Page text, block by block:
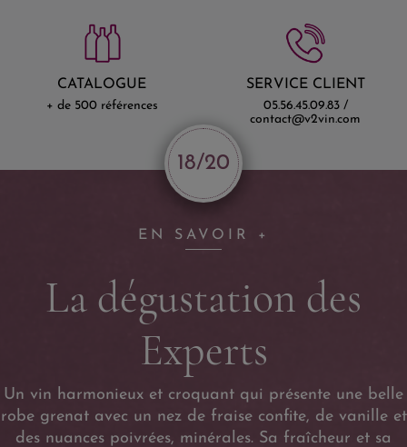
CATALOGUE
+ de 500 références
SERVICE CLIENT
05.56.45.09.83 /
contact@v2vin.com
18/20
EN SAVOIR +
La dégustation des
Experts
Un vin harmonieux et croquant qui présente une belle
robe grenat avec un nez de fraise confite, de vanille et
des nuances poivrées, minérales. Sa fraîcheur et sa